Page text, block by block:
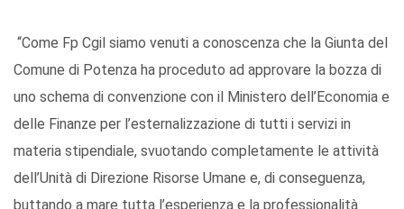
“Come Fp Cgil siamo venuti a conoscenza che la Giunta del
Comune di Potenza ha proceduto ad approvare la bozza di
uno schema di convenzione con il Ministero dell’Economia e
delle Finanze per l’esternalizzazione di tutti i servizi in
materia stipendiale, svuotando completamente le attività
dell’Unità di Direzione Risorse Umane e, di conseguenza,
buttando a mare tutta l’esperienza e la professionalità